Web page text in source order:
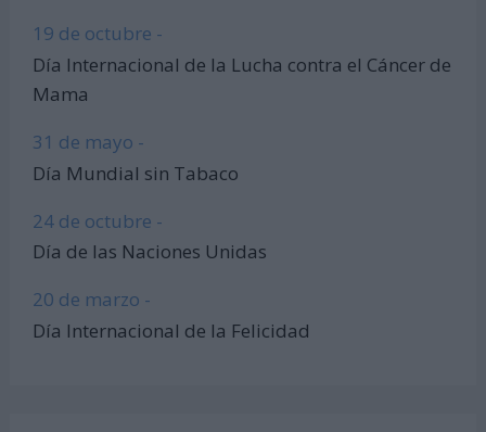
19 de octubre -
Día Internacional de la Lucha contra el Cáncer de
Mama
31 de mayo -
Día Mundial sin Tabaco
24 de octubre -
Día de las Naciones Unidas
20 de marzo -
Día Internacional de la Felicidad